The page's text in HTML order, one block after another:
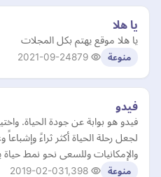
يا هلا
يا هلا موقع يهتم بكل المجلات
منوعة 2021-09-24
فيدو
فيدو هو بوابة عن جودة الحياة.
لجعل رحلة الحياة أكثر ثراءً
والإمكانيات وللسعى نحو نمط
منوعة 2019-02-03